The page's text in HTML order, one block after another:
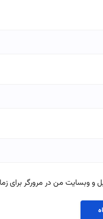
و وبسایت من در مرورگر برای